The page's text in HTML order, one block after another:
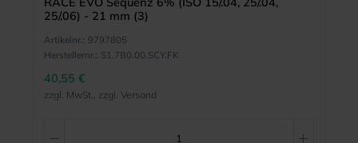
25/.06) - 21 mm (3)
Artikelnr.: 9797805
Herstellernr.: S1.7B0.00.SCY.FK
40,55 €
zzgl. MwSt., zzgl. Versand